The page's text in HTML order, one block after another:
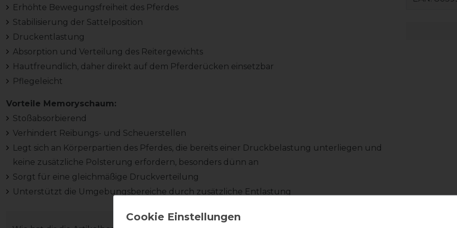
Erhöhte Bewegungsfreiheit des Pferdes
Stabilisierung der Sattelposition
Druckentlastung
Absorption und Verteilung des Reitergewichts
Hautfreundlich, daher direkt auf dem Pferderücken einsetzbar
Pflegeleicht
Vorteile Memoryschaum:
Stoßabsorbierend
Verhindert Reibungs- und Scheuerstellen
Legt sich an Körperpartien des Pferdes, die bereits einer Druckbelastung unterliegen und
keine zusätzliche Polsterung erfordern, besonders dünn an
Sorgt für eine gleichmäßige Druckverteilung
Unterstützt die Umgebungsbereiche durch zusätzliche Entlastung